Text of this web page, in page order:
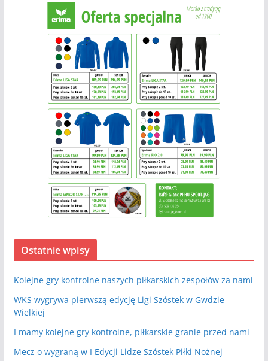
Ostatnie wpisy
Kolejne gry kontrolne naszych piłkarskich zespołów za nami
WKS wygrywa pierwszą edycję Ligi Szóstek w Gwdzie
Wielkiej
I mamy kolejne gry kontrolne, piłkarskie granie przed nami
Mecz o wygraną w I Edycji Lidze Szóstek Piłki Nożnej